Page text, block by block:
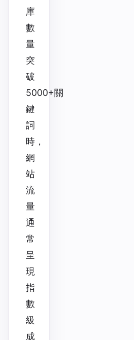
庫
數
量
突
破
5000+關
鍵
詞
時，
網
站
流
量
通
常
呈
現
指
數
級
成